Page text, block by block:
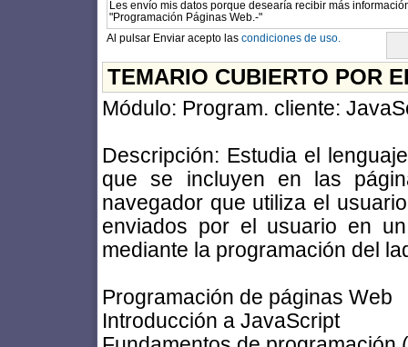
Al pulsar Enviar acepto las condiciones de uso.
TEMARIO CUBIERTO POR
Módulo: Program. cliente:
Descripción: Estudia el
que se incluyen en las
navegador que utiliza el
enviados por el usuario en
mediante la programación del
Programación de páginas Web
Introducción a JavaScript